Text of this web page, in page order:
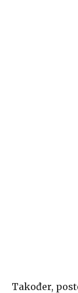
Također,